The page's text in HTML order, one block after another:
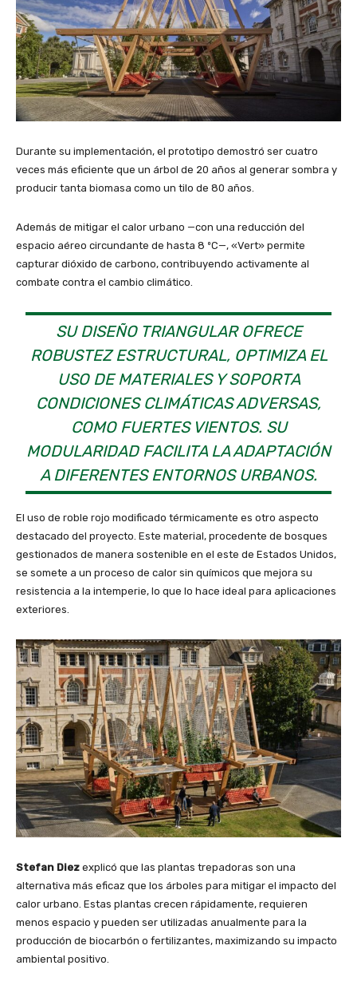
Durante su implementación, el prototipo demostró ser cuatro
veces más eficiente que un árbol de 20 años al generar sombra y
producir tanta biomasa como un tilo de 80 años.
Además de mitigar el calor urbano —con una reducción del
espacio aéreo circundante de hasta 8 ºC—, «Vert» permite
capturar dióxido de carbono, contribuyendo activamente al
combate contra el cambio climático.
SU DISEÑO TRIANGULAR OFRECE
ROBUSTEZ ESTRUCTURAL, OPTIMIZA EL
USO DE MATERIALES Y SOPORTA
CONDICIONES CLIMÁTICAS ADVERSAS,
COMO FUERTES VIENTOS. SU
MODULARIDAD FACILITA LA ADAPTACIÓN
A DIFERENTES ENTORNOS URBANOS.
El uso de roble rojo modificado térmicamente es otro aspecto
destacado del proyecto. Este material, procedente de bosques
gestionados de manera sostenible en el este de Estados Unidos,
se somete a un proceso de calor sin químicos que mejora su
resistencia a la intemperie, lo que lo hace ideal para aplicaciones
exteriores.
Stefan Diez explicó que las plantas trepadoras son una
alternativa más eficaz que los árboles para mitigar el impacto del
calor urbano. Estas plantas crecen rápidamente, requieren
menos espacio y pueden ser utilizadas anualmente para la
producción de biocarbón o fertilizantes, maximizando su impacto
ambiental positivo.